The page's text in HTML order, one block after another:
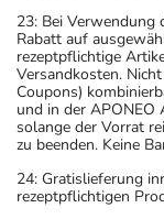
23: Bei Verwendung
Rabatt auf
rezeptpflichtige
Versandkosten.
Coupons)
und in der APONEO
solange der Vorrat
zu beenden. Keine
24: Gratislieferung
rezeptpflichtigen